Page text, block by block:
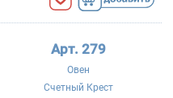
Арт. 279
Овен
Счетный Крест